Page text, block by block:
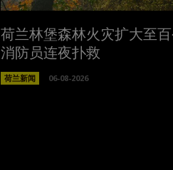
荷兰林堡森林火灾扩大至
消防员连夜扑救
荷兰新闻 06-08-2026